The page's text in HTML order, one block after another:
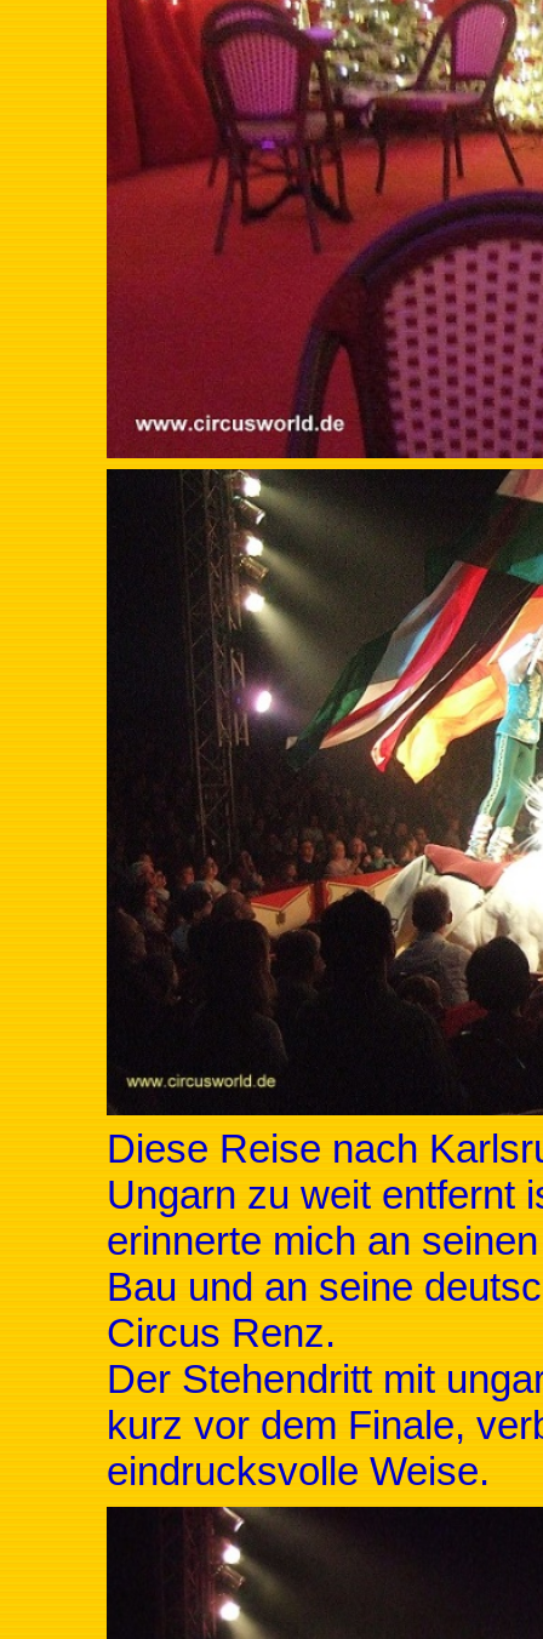
Diese Reise nach
Ungarn zu weit entfernt
erinnerte mich an
Bau und an seine
Circus Renz.
Der Stehendritt mit
kurz vor dem Finale,
eindrucksvolle Weise.